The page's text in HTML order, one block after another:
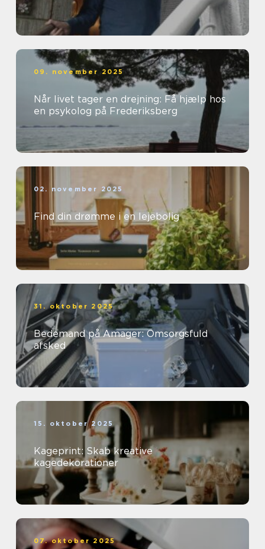
09. november 2025
Når livet tager en drejning: Få hjælp hos
en psykolog på Frederiksberg
02. november 2025
Find din drømme i en lejebolig
31. oktober 2025
Bedemand på Amager: Omsorgsfuld
afsked
15. oktober 2025
Kageprint: Skab kreative
kagedekorationer
07. oktober 2025